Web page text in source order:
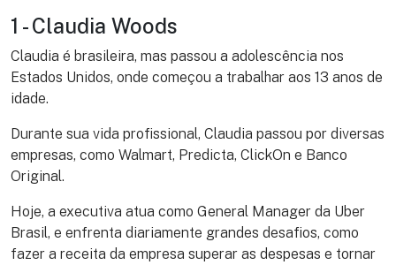
1 - Claudia Woods
Claudia é brasileira, mas passou a adolescência nos
Estados Unidos, onde começou a trabalhar aos 13 anos de
idade.
Durante sua vida profissional, Claudia passou por diversas
empresas, como Walmart, Predicta, ClickOn e Banco
Original.
Hoje, a executiva atua como General Manager da Uber
Brasil, e enfrenta diariamente grandes desafios, como
fazer a receita da empresa superar as despesas e tornar